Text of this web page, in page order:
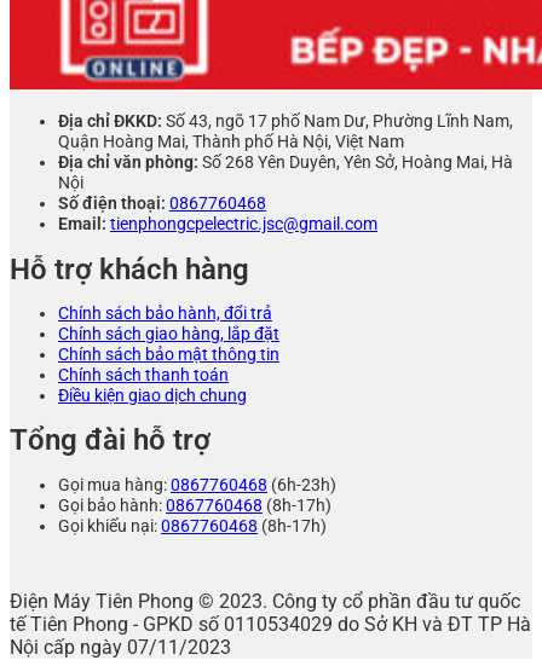
Địa chỉ ĐKKD: Số 43, ngõ 17 phố Nam Dư, Phường Lĩnh Nam,
Quận Hoàng Mai, Thành phố Hà Nội, Việt Nam
Địa chỉ văn phòng: Số 268 Yên Duyên, Yên Sở, Hoàng Mai, Hà
Nội
Số điện thoại: 0867760468
Email: tienphongcpelectric.jsc@gmail.com
Hỗ trợ khách hàng
Chính sách bảo hành, đổi trả
Chính sách giao hàng, lắp đặt
Chính sách bảo mật thông tin
Chính sách thanh toán
Điều kiện giao dịch chung
Tổng đài hỗ trợ
Gọi mua hàng:0867760468 (6h-23h)
Gọi bảo hành:0867760468 (8h-17h)
Gọi khiếu nại:0867760468 (8h-17h)
Điện Máy Tiên Phong © 2023. Công ty cổ phần đầu tư quốc
tế Tiên Phong - GPKD số 0110534029 do Sở KH và ĐT TP Hà
Nội cấp ngày 07/11/2023